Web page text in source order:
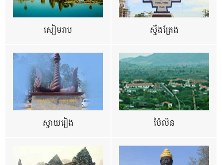
សៀមរាប ស្ទឹងត្រែង
ស្វាយរៀង ប៉ៃលិន